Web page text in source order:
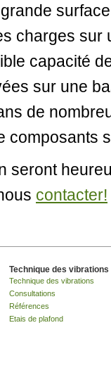
charges sur
capacité
sur une
de
composants
seront
contacter!
Technique des vibrations
Technique des vibrations
Consultations
Références
Etais de plafond